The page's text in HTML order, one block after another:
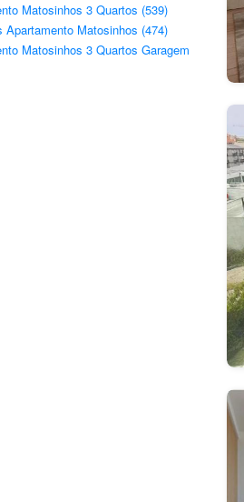
Matosinhos 3 Quartos (539)
Apartamento Matosinhos (474)
Matosinhos 3 Quartos Garagem